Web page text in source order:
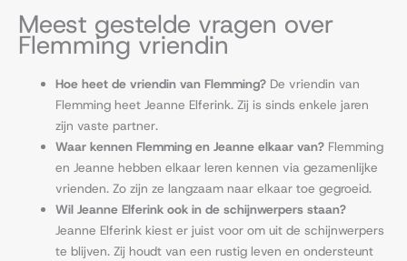
Meest gestelde vragen over
Flemming vriendin
Hoe heet de vriendin van Flemming? De vriendin van
Flemming heet Jeanne Elferink. Zij is sinds enkele jaren
zijn vaste partner.
Waar kennen Flemming en Jeanne elkaar van? Flemming
en Jeanne hebben elkaar leren kennen via gezamenlijke
vrienden. Zo zijn ze langzaam naar elkaar toe gegroeid.
Wil Jeanne Elferink ook in de schijnwerpers staan?
Jeanne Elferink kiest er juist voor om uit de schijnwerpers
te blijven. Zij houdt van een rustig leven en ondersteunt